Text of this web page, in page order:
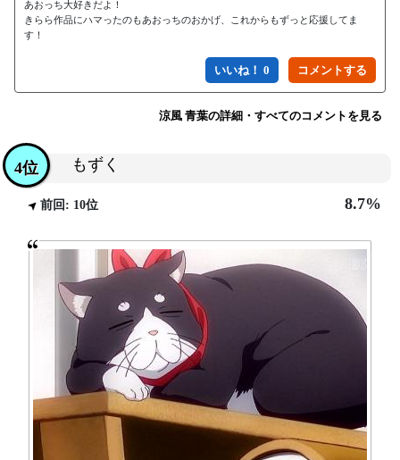
あおっち大好きだよ！
きらら作品にハマったのもあおっちのおかげ、これからもずっと応援してま
す！
いいね！ 0
涼風 青葉の詳細・すべてのコメントを見る
もずく
4位
前回: 10位 8.7%